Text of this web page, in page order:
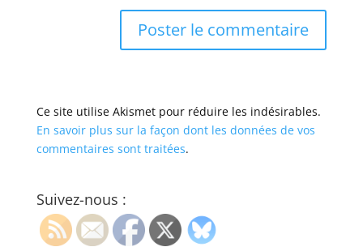
Ce site utilise Akismet pour réduire les indésirables.
En savoir plus sur la façon dont les données de vos
commentaires sont traitées.
Suivez-nous :